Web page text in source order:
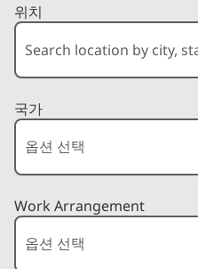
위치
국가
Work Arrangement